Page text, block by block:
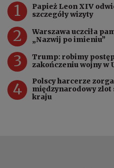
1
Papież Leon XIV
szczegóły wizyty
2
Warszawa uczciła
„Nazwij po imieniu”
3
Trump: robimy
zakończeniu wojny w
4
Polscy harcerze
międzynarodowy zlot
kraju